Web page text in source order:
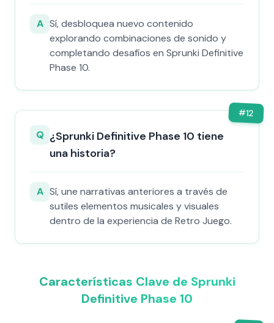
A Sí, desbloquea nuevo contenido
explorando combinaciones de sonido y
completando desafíos en Sprunki Definitive
Phase 10.
#12
Q ¿Sprunki Definitive Phase 10 tiene
una historia?
A Sí, une narrativas anteriores a través de
sutiles elementos musicales y visuales
dentro de la experiencia de Retro Juego.
Características Clave de Sprunki
Definitive Phase 10